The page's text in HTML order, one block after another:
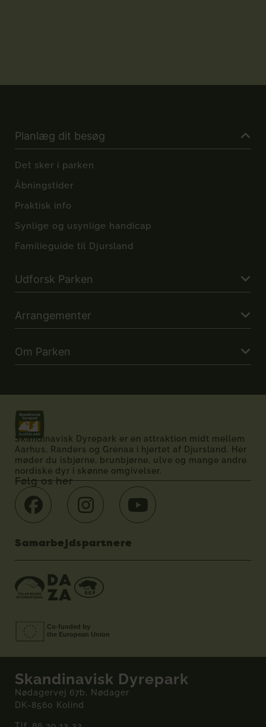
Planlæg dit besøg
Det sker i parken
Åbningstider
Praktisk info
Synlige og usynlige handicap
Familieguide til Djursland
Udforsk Parken
Arrangementer
Om Parken
Skandinavisk Dyrepark er en attraktion midt mellem
Aarhus, Randers og Grenaa i hjertet af Djursland. Her
møder du isbjørne, brunbjørne, ulve og mange andre
nordiske dyr i skønne omgivelser.
Følg os her
Samarbejdspartnere
Skandinavisk Dyrepark
Nødagervej 67b, Nødager
DK-8560 Kolind